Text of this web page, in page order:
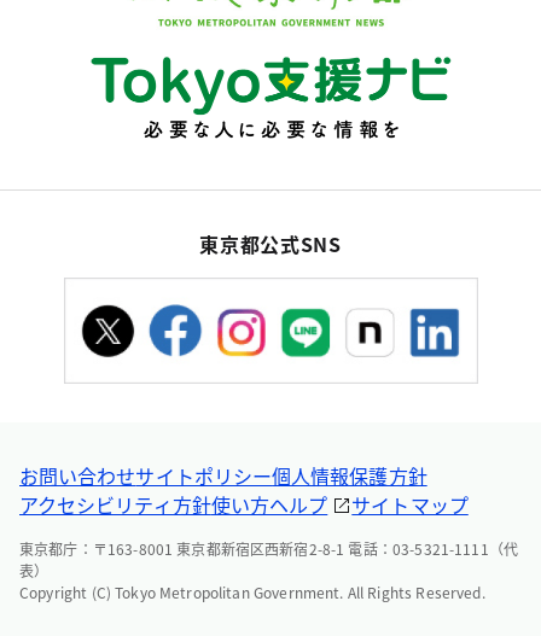
東京都公式SNS
お問い合わせサイトポリシー個人情報保護方針
アクセシビリティ方針使い方ヘルプ サイトマップ
東京都庁：〒163-8001 東京都新宿区西新宿2-8-1 電話：03-5321-1111（代
表）
Copyright (C) Tokyo Metropolitan Government. All Rights Reserved.